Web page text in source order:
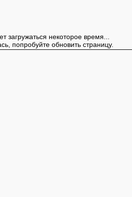
загружаться некоторое время...
попробуйте обновить страницу.